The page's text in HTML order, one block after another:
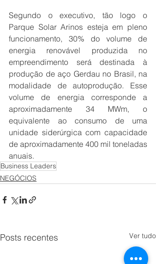
Segundo o executivo, tão logo o
Parque Solar Arinos esteja em pleno
funcionamento, 30% do volume de
energia renovável produzida no
empreendimento será destinada à
produção de aço Gerdau no Brasil, na
modalidade de autoprodução. Esse
volume de energia corresponde a
aproximadamente 34 MWm, o
equivalente ao consumo de uma
unidade siderúrgica com capacidade
de aproximadamente 400 mil toneladas
anuais.
Business Leaders
NEGÓCIOS
Posts recentes Ver tudo